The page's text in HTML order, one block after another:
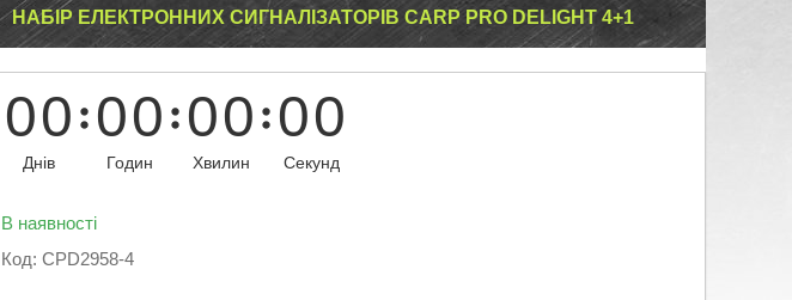
НАБІР ЕЛЕКТРОННИХ СИГНАЛІЗАТОРІВ CARP PRO DELIGHT 4+1
00
Днів
00
Годин
00
Хвилин
00
Секунд
В наявності
Код: CPD2958-4